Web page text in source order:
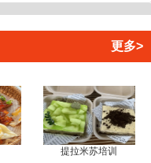
更多>
提拉米苏培训